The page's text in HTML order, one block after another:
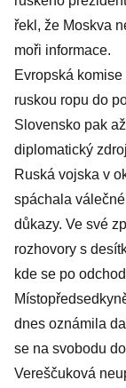
řekl, že Moskva
moři informace.
Evropská
ruskou ropu do
Slovensko pak
diplomatický
Ruská vojska v
spáchala
důkazy. Ve své
rozhovory s
kde se po
dnes oznámila
se na svobodu
Vereščuková